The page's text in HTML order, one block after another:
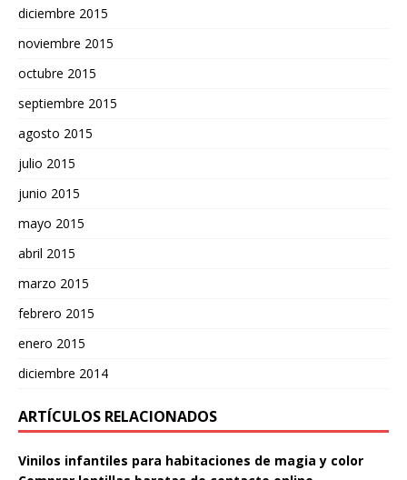
diciembre 2015
noviembre 2015
octubre 2015
septiembre 2015
agosto 2015
julio 2015
junio 2015
mayo 2015
abril 2015
marzo 2015
febrero 2015
enero 2015
diciembre 2014
ARTÍCULOS RELACIONADOS
Vinilos infantiles para habitaciones de magia y color